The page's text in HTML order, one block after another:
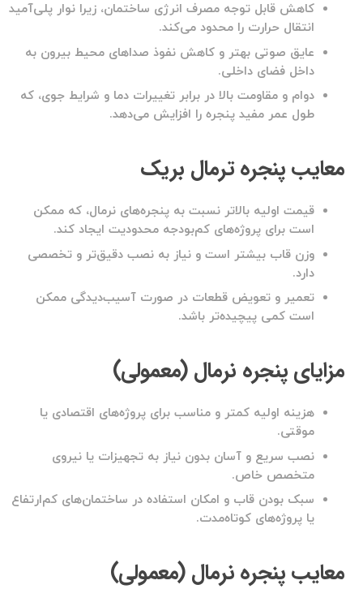
کاهش قابل توجه مصرف انرژی ساختمان، زیرا نوار پلی‌آمید
انتقال حرارت را محدود می‌کند.
عایق صوتی بهتر و کاهش نفوذ صداهای محیط بیرون به
داخل فضای داخلی.
دوام و مقاومت بالا در برابر تغییرات دما و شرایط جوی، که
طول عمر مفید پنجره را افزایش می‌دهد.
معایب پنجره ترمال بریک
قیمت اولیه بالاتر نسبت به پنجره‌های نرمال، که ممکن
است برای پروژه‌های کم‌بودجه محدودیت ایجاد کند.
وزن قاب بیشتر است و نیاز به نصب دقیق‌تر و تخصصی
دارد.
تعمیر و تعویض قطعات در صورت آسیب‌دیدگی ممکن
است کمی پیچیده‌تر باشد.
مزایای پنجره نرمال (معمولی)
هزینه اولیه کمتر و مناسب برای پروژه‌های اقتصادی یا
موقتی.
نصب سریع و آسان بدون نیاز به تجهیزات یا نیروی
متخصص خاص.
سبک بودن قاب و امکان استفاده در ساختمان‌های کم‌ارتفاع
یا پروژه‌های کوتاه‌مدت.
معایب پنجره نرمال (معمولی)